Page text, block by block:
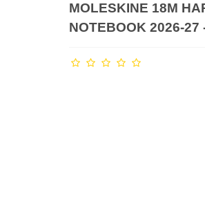
MOLESKINE 18M
NOTEBOOK 2026-